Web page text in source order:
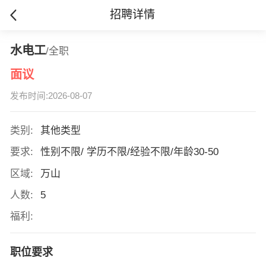
招聘详情
水电工/全职
面议
发布时间:2026-08-07
类别:
其他类型
要求:
性别不限/ 学历不限/经验不限/年龄30-50
区域:
万山
人数:
5
福利:
职位要求